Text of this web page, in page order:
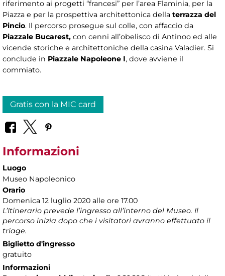
riferimento ai progetti “francesi” per l’area Flaminia, per la
Piazza e per la prospettiva architettonica della terrazza del
Pincio. Il percorso prosegue sul colle, con affaccio da
Piazzale Bucarest, con cenni all’obelisco di Antinoo ed alle
vicende storiche e architettoniche della casina Valadier. Si
conclude in Piazzale Napoleone I, dove avviene il
commiato.
Gratis con la MIC card
Informazioni
Luogo
Museo Napoleonico
Orario
Domenica 12 luglio 2020 alle ore 17.00
L’Itinerario prevede l’ingresso all’interno del Museo. Il
percorso inizia dopo che i visitatori avranno effettuato il
triage.
Biglietto d'ingresso
gratuito
Informazioni